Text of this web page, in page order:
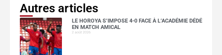
Autres articles
LE HOROYA S’IMPOSE 4-0 FACE À L’ACADÉMIE DÉDÉ
EN MATCH AMICAL
2 août 2026